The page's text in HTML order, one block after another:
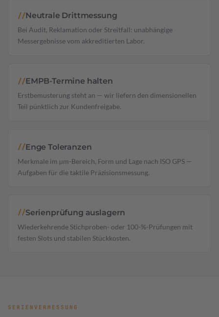
//Neutrale Drittmessung
Bei Audit, Reklamation oder Streitfall: unabhängige
Messergebnisse vom akkreditierten Labor.
//EMPB-Termine halten
Erstbemusterung steht an — wir liefern den dimensionellen
Teil pünktlich zur Kundenfreigabe.
//Enge Toleranzen
Merkmale im µm-Bereich, Form und Lage nach ISO GPS —
Aufgaben für die taktile Präzisionsmessung.
//Serienprüfung auslagern
Wiederkehrende Stichproben- oder 100-%-Prüfungen mit
festen Slots und stabilen Stückkosten.
SERIENVERMESSUNG